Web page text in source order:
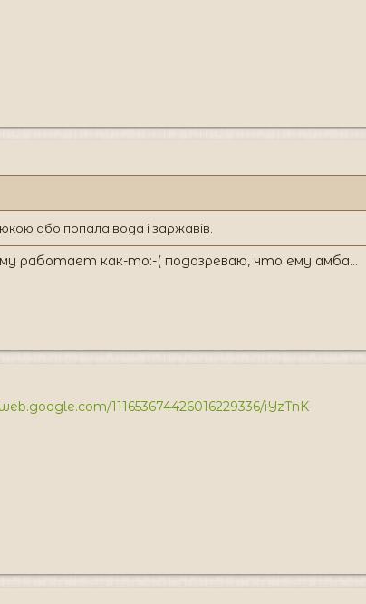
або попала вода і заржавів.
работает как-то:-( подозреваю, что ему амба...
111653674426016229336/iYzTnK